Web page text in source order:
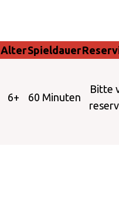
AlterSpieldauer
6+ 60 Minuten
Bitte